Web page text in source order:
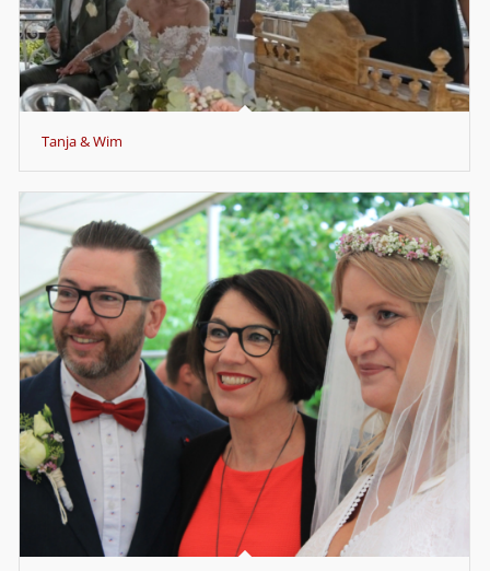
Tanja & Wim